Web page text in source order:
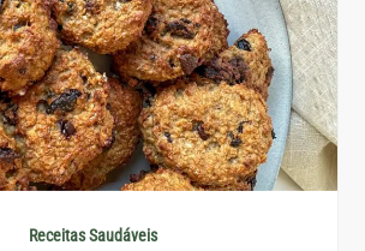
Receitas Saudáveis